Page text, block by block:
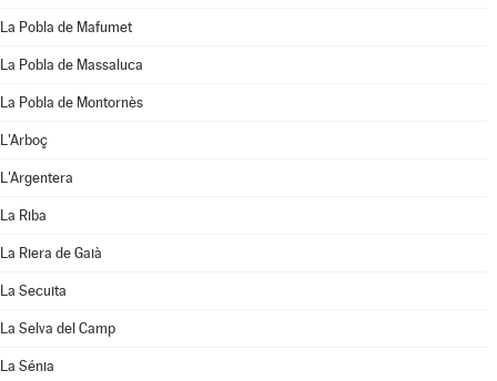
La Pobla de Mafumet
La Pobla de Massaluca
La Pobla de Montornès
L'Arboç
L'Argentera
La Riba
La Riera de Gaià
La Secuita
La Selva del Camp
La Sénia